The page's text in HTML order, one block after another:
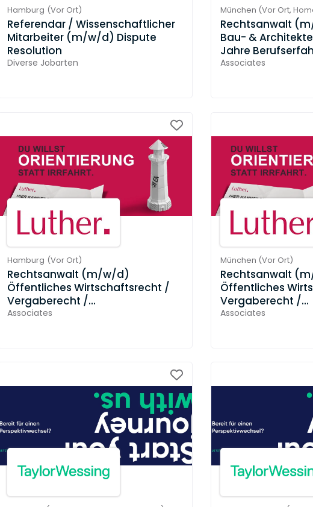
Hamburg (Vor Ort)
Referendar / Wissenschaftlicher
Mitarbeiter (m/w/d) Dispute
Resolution
Diverse Jobarten
München (Vor Ort,
Rechtsanwalt
Bau- &
Jahre
Associates
Hamburg (Vor Ort)
Rechtsanwalt (m/w/d)
Öffentliches Wirtschaftsrecht /
Vergaberecht /
Verwaltungsrecht (ab 3 Jahre
Associates
München (Vor Ort)
Rechtsanwalt
Öffentliches
Vergaberecht /
Verwaltungsrecht
Associates